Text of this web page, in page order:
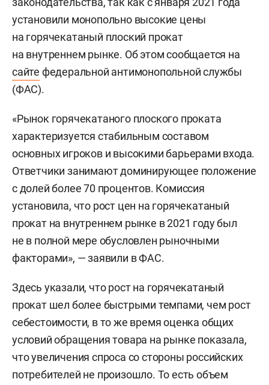
установили монопольно высокие цены
на горячекатаный плоский прокат
на внутреннем рынке. Об этом сообщается на
сайте федеральной антимонопольной службы
(ФАС).
«Рынок горячекатаного плоского проката
характеризуется стабильным составом
основных игроков и высокими барьерами входа.
Ответчики занимают доминирующее положение
с долей более 70 процентов. Комиссия
установила, что рост цен на горячекатаный
прокат на внутреннем рынке в 2021 году был
не в полной мере обусловлен рыночными
факторами», — заявили в ФАС.
Здесь указали, что рост на горячекатаный
прокат шел более быстрыми темпами, чем рост
себестоимости, в то же время оценка общих
условий обращения товара на рынке показала,
что увеличения спроса со стороны российских
потребителей не произошло. То есть объем